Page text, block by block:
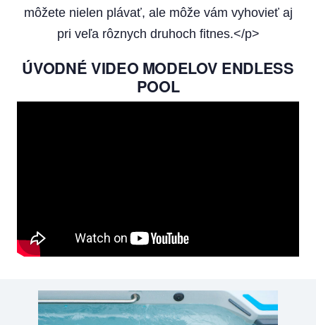
môžete nielen plávať, ale môže vám vyhovieť aj
pri veľa rôznych druhoch fitnes.</p>
ÚVODNÉ VIDEO MODELOV ENDLESS
POOL